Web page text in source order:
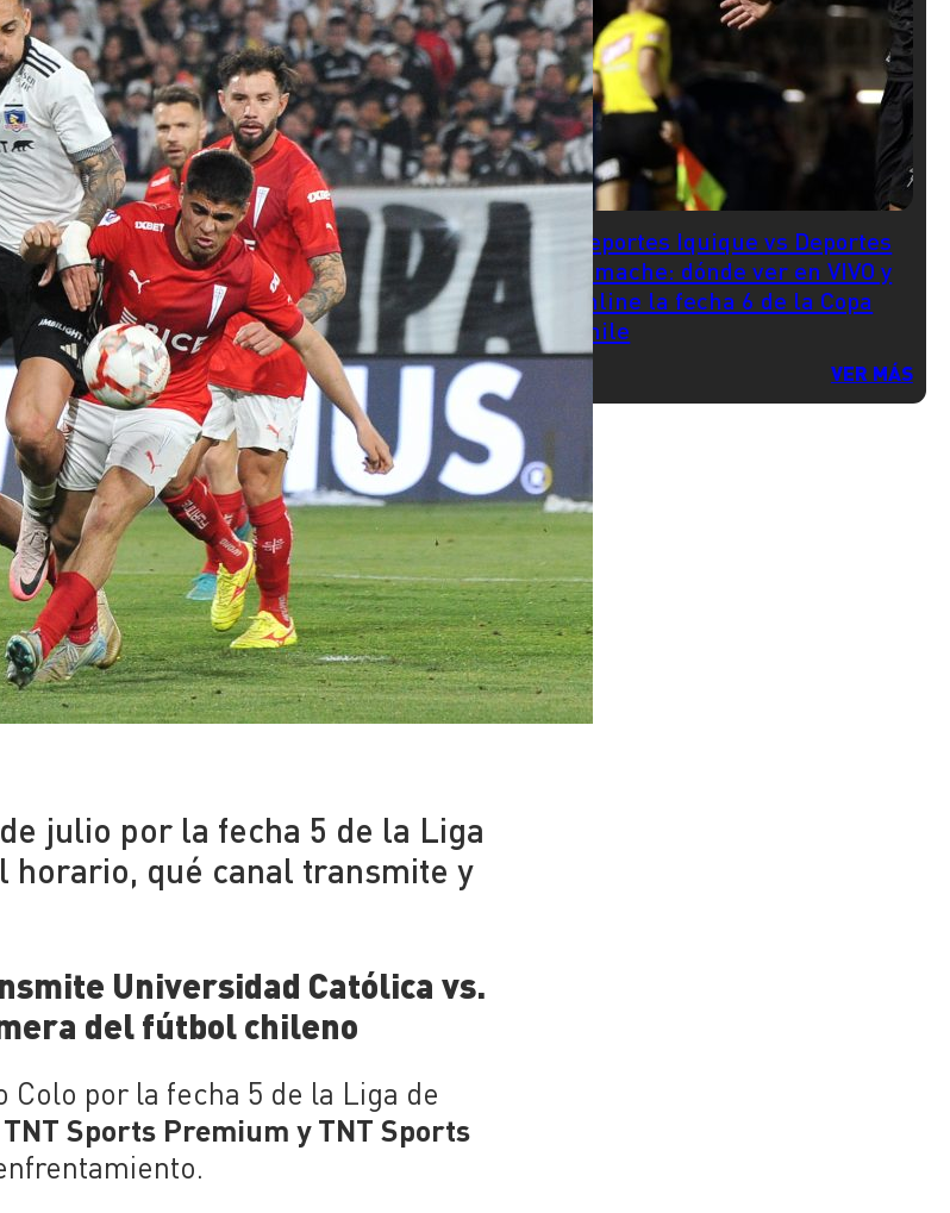
julio por la fecha 5 de la Liga
qué canal transmite y
Universidad Católica vs.
del fútbol chileno
por la fecha 5 de la Liga de
TNT Sports Premium y TNT Sports
Deportes Iquique vs Deportes
Limache: dónde ver en VIVO y
online la fecha 6 de la Copa
Chile
VER MÁS